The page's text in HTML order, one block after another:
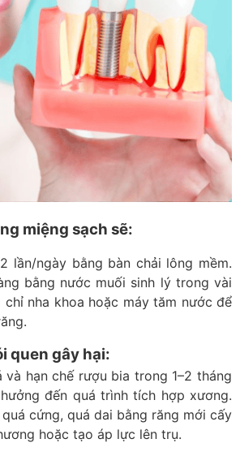
miệng sạch sẽ:
lần/ngày bằng bàn chải lông mềm.
bằng nước muối sinh lý trong vài
chỉ nha khoa hoặc máy tăm nước để
quen gây hại:
và hạn chế rượu bia trong 1–2 tháng
đến quá trình tích hợp xương.
cứng, quá dai bằng răng mới cấy
hoặc tạo áp lực lên trụ.